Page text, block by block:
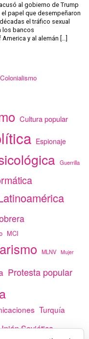
al gobierno de Trump
papel que desempeñaron
el tráfico sexual
los bancos
y al alemán […]
Colonialismo
Cultura popular
Espionaje
Guerrilla
MCI
MLNV Mujer
Protesta popular
Turquía
Soviética